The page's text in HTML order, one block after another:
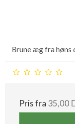
Brune æg fra høns
Pris fra 35,00